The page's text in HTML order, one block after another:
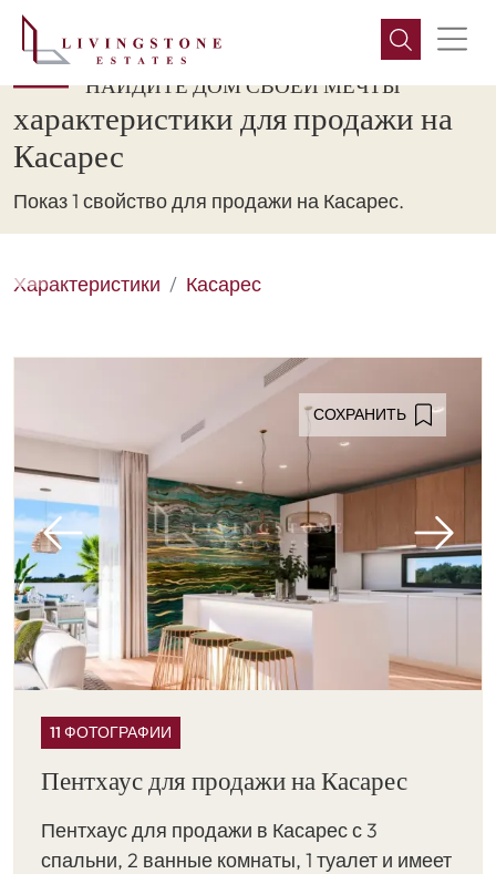
НАЙДИТЕ ДОМ СВОЕЙ МЕЧТЫ
характеристики для продажи на
Касарес
Показ 1 свойство для продажи на Касарес.
Характеристики Касарес
СОХРАНИТЬ
11 ФОТОГРАФИИ
Пентхаус для продажи на Касарес
Пентхаус для продажи в Касарес с 3
спальни, 2 ванные комнаты, 1 туалет и имеет